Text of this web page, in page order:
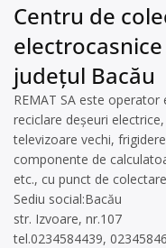
Centru de
electrocasnice
județul Bacău
REMAT SA este
reciclare deșeuri
televizoare vechi,
componente de
etc., cu punct de
Sediu social:Bacău
str. Izvoare, nr.107
tel.0234584439,